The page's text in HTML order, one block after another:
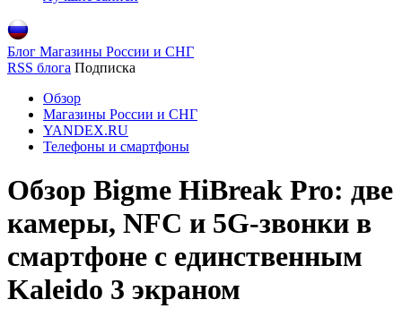
Блог Магазины России и СНГ
RSS блога Подписка
Обзор
Магазины России и СНГ
YANDEX.RU
Телефоны и смартфоны
Обзор Bigme HiBreak Pro: две
камеры, NFC и 5G-звонки в
смартфоне с единственным
Kaleido 3 экраном